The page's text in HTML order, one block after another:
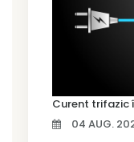
04 AUG.